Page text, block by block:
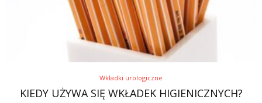
Wkładki urologiczne
KIEDY UŻYWA SIĘ WKŁADEK HIGIENICZNYCH?